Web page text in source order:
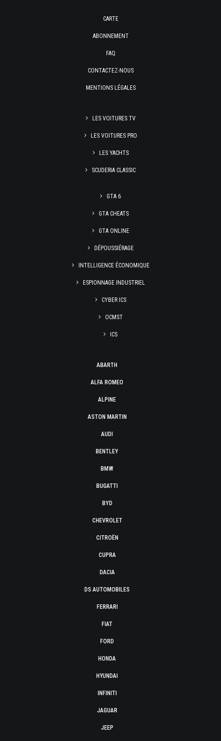
CARTE
ABONNEMENT
FAQ
CONTACTEZ-NOUS
MENTIONS LÉGALES
LES VOITURES TV
LES VOITURES PRO
LES YACHTS
SCUDERIA CLASSIC
GTA 6
GTA CHEATS
GTA ONLINE
DÉPOUSSIÉRAGE
INTELLIGENCE ÉCONOMIQUE
ESPIONNAGE INDUSTRIEL
CYBER ICS
OCMST
ICS
ABARTH
ALFA ROMEO
ALPINE
ASTON MARTIN
AUDI
BENTLEY
BMW
BUGATTI
BYD
CHEVROLET
CITROËN
CUPRA
DACIA
DS AUTOMOBILES
FERRARI
FIAT
FORD
HONDA
HYUNDAI
INFINITI
JAGUAR
JEEP